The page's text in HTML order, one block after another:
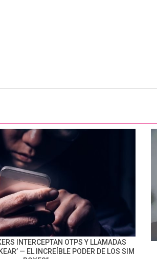
INTERCEPTAN OTPS Y LLAMADAS
— EL INCREÍBLE PODER DE LOS SIM